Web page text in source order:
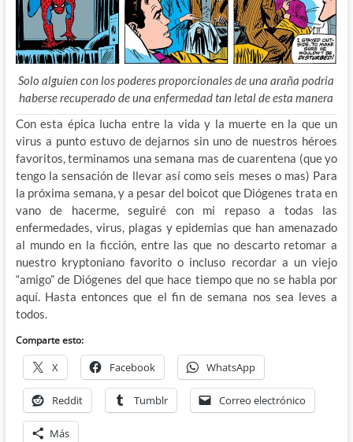
Solo alguien con los poderes proporcionales de una araña podria
haberse recuperado de una enfermedad tan letal de esta manera
Con esta épica lucha entre la vida y la muerte en la que un
virus a punto estuvo de dejarnos sin uno de nuestros héroes
favoritos, terminamos una semana mas de cuarentena (que yo
tengo la sensación de llevar así como seis meses o mas) Para
la próxima semana, y a pesar del boicot que Diógenes trata en
vano de hacerme, seguiré con mi repaso a todas las
enfermedades, virus, plagas y epidemias que han amenazado
al mundo en la ficción, entre las que no descarto retomar a
nuestro kryptoniano favorito o incluso recordar a un viejo
“amigo” de Diógenes del que hace tiempo que no se habla por
aquí. Hasta entonces que el fin de semana nos sea leves a
todos.
Comparte esto:
X Facebook WhatsApp
Reddit Tumblr Correo electrónico
Más